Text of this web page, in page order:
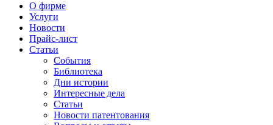
О фирме
Услуги
Новости
Прайс-лист
Статьи
События
Библиотека
Дни истории
Интересные дела
Статьи
Новости патентования